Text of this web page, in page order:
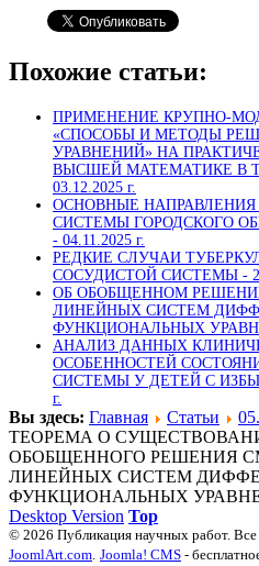
Похожие статьи:
ПРИМЕНЕНИЕ КРУПНО-
«СПОСОБЫ И МЕТОДЫ
УРАВНЕНИЙ» НА
ВЫСШЕЙ МАТЕМАТИКЕ В
03.12.2025 г.
ОСНОВНЫЕ
СИСТЕМЫ ГОРОДСКОГО
- 04.11.2025 г.
РЕДКИЕ СЛУЧАИ
СОСУДИСТОЙ СИСТЕМЫ -
ОБ ОБОБЩЕННОМ
ЛИНЕЙНЫХ СИСТЕМ
ФУНКЦИОНАЛЬНЫХ
АНАЛИЗ ДАННЫХ
ОСОБЕННОСТЕЙ
СИСТЕМЫ У ДЕТЕЙ С
г.
Вы здесь: Главная Статьи
ТЕОРЕМА О
ОБОБЩЕННОГО РЕШЕНИЯ
ЛИНЕЙНЫХ СИСТЕМ
ФУНКЦИОНАЛЬНЫХ
Desktop Version Top
© 2026 Публикация научных работ.
JoomlArt.com. Joomla! CMS -